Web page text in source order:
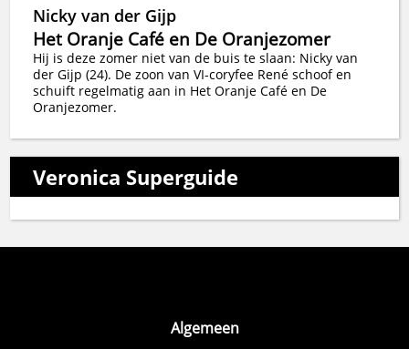
Nicky van der Gijp
Het Oranje Café en De Oranjezomer
Hij is deze zomer niet van de buis te slaan: Nicky van
der Gijp (24). De zoon van VI-coryfee René schoof en
schuift regelmatig aan in Het Oranje Café en De
Oranjezomer.
Veronica Superguide
Algemeen